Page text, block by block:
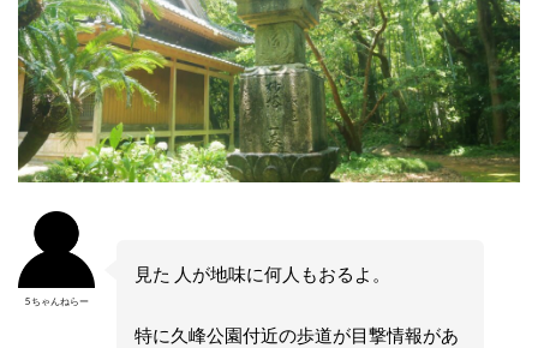
5ちゃんねらー
見た 人が地味に何人もおるよ。
特に久峰公園付近の歩道が目撃情報があ